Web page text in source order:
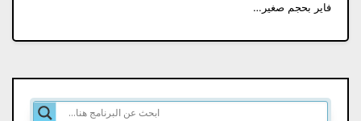
فاير بحجم صغير…